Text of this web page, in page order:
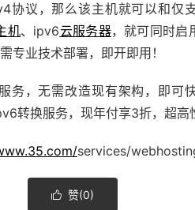
协议，那么该主机就可以和仅
机、ipv6云服务器，就可同时启
专业技术部署，即开即用！
务，无需改造现有架构，即可
转换服务，现年付享3折，超高
services/
 赞(0)